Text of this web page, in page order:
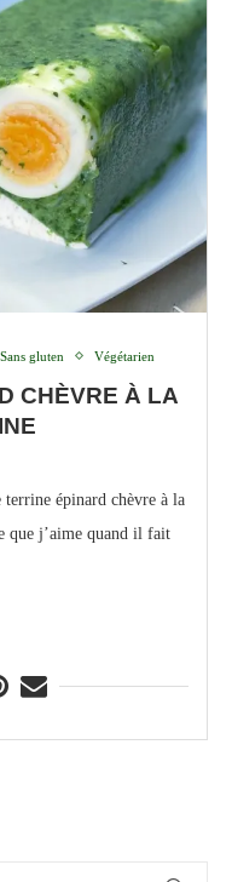
Sans gluten Végétarien
CHÈVRE À LA
terrine épinard chèvre à la
que j’aime quand il fait